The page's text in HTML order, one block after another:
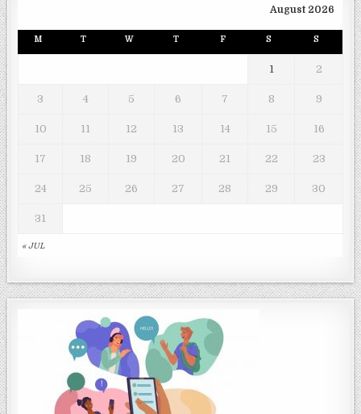
August 2026
M T W T F S S
« JUL
1 2
3 4 5 6 7 8 9
10 11 12 13 14 15 16
17 18 19 20 21 22 23
24 25 26 27 28 29 30
31